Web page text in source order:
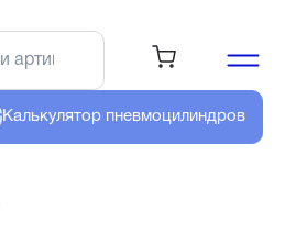
Калькулятор пневмоцилиндров